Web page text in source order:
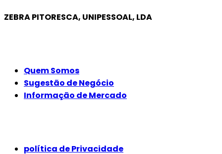
ZEBRA PITORESCA, UNIPESSOAL, LDA
Quem Somos
Sugestão de Negócio
Informação de Mercado
política de Privacidade